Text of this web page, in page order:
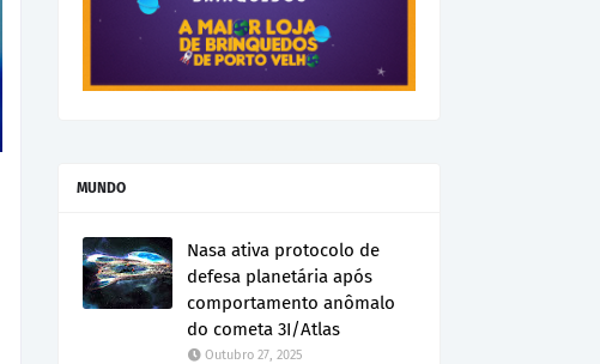
MUNDO
Nasa ativa protocolo de
defesa planetária após
comportamento anômalo
do cometa 3I/Atlas
Outubro 27, 2025